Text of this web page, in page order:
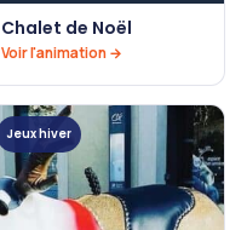
Chalet de Noël
Voir l'animation →
Jeux hiver